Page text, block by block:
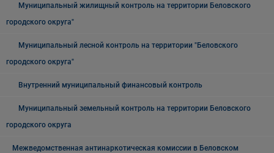
Муниципальный жилищный контроль на территории Беловского
городского округа"
Муниципальный лесной контроль на территории "Беловского
городского округа"
Внутренний муниципальный финансовый контроль
Муниципальный земельный контроль на территории Беловского
городского округа
Межведомственная антинаркотическая комиссии в Беловском